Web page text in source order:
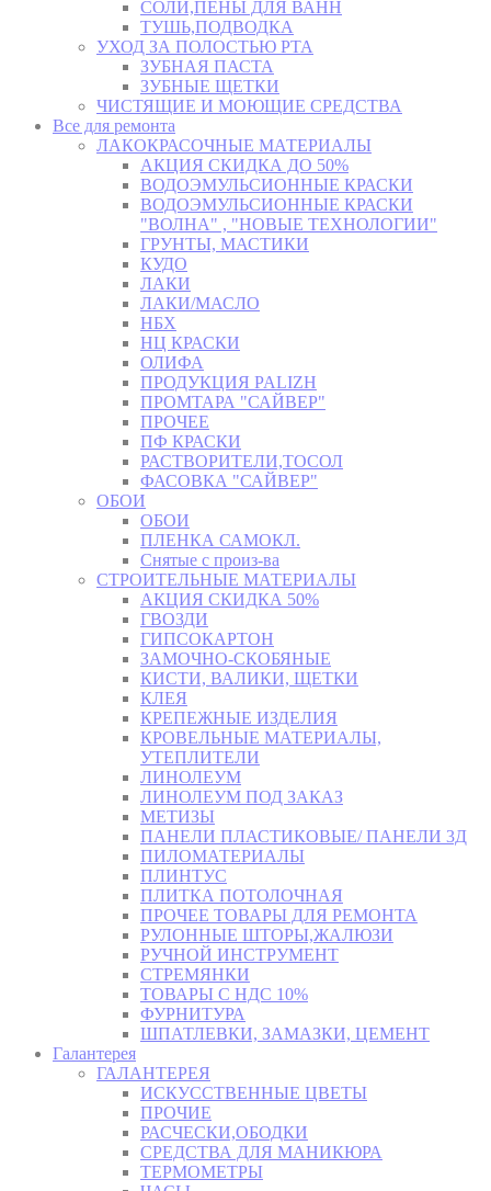
СОЛИ,ПЕНЫ ДЛЯ ВАНН
ТУШЬ,ПОДВОДКА
УХОД ЗА ПОЛОСТЬЮ РТА
ЗУБНАЯ ПАСТА
ЗУБНЫЕ ЩЕТКИ
ЧИСТЯЩИЕ И МОЮЩИЕ СРЕДСТВА
Все для ремонта
ЛАКОКРАСОЧНЫЕ МАТЕРИАЛЫ
АКЦИЯ СКИДКА ДО 50%
ВОДОЭМУЛЬСИОННЫЕ КРАСКИ
ВОДОЭМУЛЬСИОННЫЕ КРАСКИ
"ВОЛНА" , "НОВЫЕ ТЕХНОЛОГИИ"
ГРУНТЫ, МАСТИКИ
КУДО
ЛАКИ
ЛАКИ/МАСЛО
НБХ
НЦ КРАСКИ
ОЛИФА
ПРОДУКЦИЯ PALIZH
ПРОМТАРА "САЙВЕР"
ПРОЧЕЕ
ПФ КРАСКИ
РАСТВОРИТЕЛИ,ТОСОЛ
ФАСОВКА "САЙВЕР"
ОБОИ
ОБОИ
ПЛЕНКА САМОКЛ.
Снятые с произ-ва
СТРОИТЕЛЬНЫЕ МАТЕРИАЛЫ
АКЦИЯ СКИДКА 50%
ГВОЗДИ
ГИПСОКАРТОН
ЗАМОЧНО-СКОБЯНЫЕ
КИСТИ, ВАЛИКИ, ЩЕТКИ
КЛЕЯ
КРЕПЕЖНЫЕ ИЗДЕЛИЯ
КРОВЕЛЬНЫЕ МАТЕРИАЛЫ,
УТЕПЛИТЕЛИ
ЛИНОЛЕУМ
ЛИНОЛЕУМ ПОД ЗАКАЗ
МЕТИЗЫ
ПАНЕЛИ ПЛАСТИКОВЫЕ/ ПАНЕЛИ 3Д
ПИЛОМАТЕРИАЛЫ
ПЛИНТУС
ПЛИТКА ПОТОЛОЧНАЯ
ПРОЧЕЕ ТОВАРЫ ДЛЯ РЕМОНТА
РУЛОННЫЕ ШТОРЫ,ЖАЛЮЗИ
РУЧНОЙ ИНСТРУМЕНТ
СТРЕМЯНКИ
ТОВАРЫ С НДС 10%
ФУРНИТУРА
ШПАТЛЕВКИ, ЗАМАЗКИ, ЦЕМЕНТ
Галантерея
ГАЛАНТЕРЕЯ
ИСКУССТВЕННЫЕ ЦВЕТЫ
ПРОЧИЕ
РАСЧЕСКИ,ОБОДКИ
СРЕДСТВА ДЛЯ МАНИКЮРА
ТЕРМОМЕТРЫ